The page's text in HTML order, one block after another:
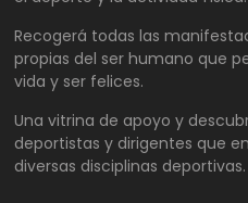
Recogerá todas las
propias del ser humano que
vida y ser felices.
Una vitrina de apoyo y
deportistas y dirigentes que
diversas disciplinas deportivas.